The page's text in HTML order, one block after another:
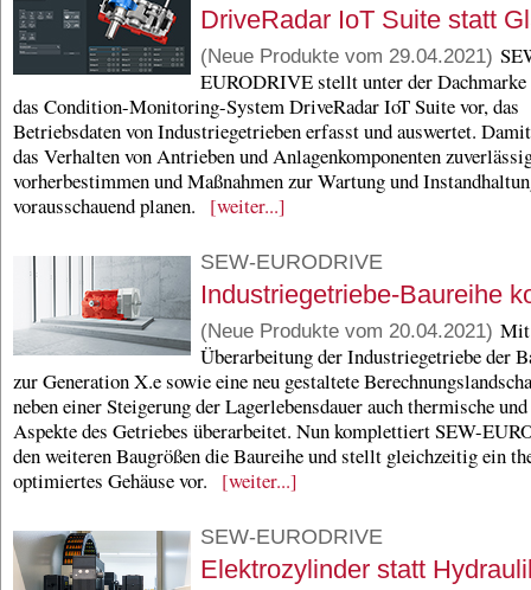
DriveRadar IoT Suite statt
(Neue Produkte vom 29.04.2021)
EURODRIVE stellt unter der
das Condition-Monitoring-System DriveRadar IoT Suite vor, das
Betriebsdaten von Industriegetrieben erfasst und auswertet.
das Verhalten von Antrieben und Anlagenkomponenten
vorherbestimmen und Maßnahmen zur Wartung und
vorausschauend planen. [weiter...]
SEW-EURODRIVE
Industriegetriebe-Baureihe
(Neue Produkte vom 20.04.2021) Mit
Überarbeitung der Industriegetriebe der
zur Generation X.e sowie eine neu gestaltete
neben einer Steigerung der Lagerlebensdauer auch thermische
Aspekte des Getriebes überarbeitet. Nun komplettiert SEW-
den weiteren Baugrößen die Baureihe und stellt gleichzeitig ein
optimiertes Gehäuse vor. [weiter...]
SEW-EURODRIVE
Elektrozylinder statt